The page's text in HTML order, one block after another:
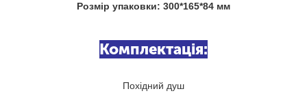
Розмір упаковки: 300*165*84 мм
Комплектація:
Похідний душ